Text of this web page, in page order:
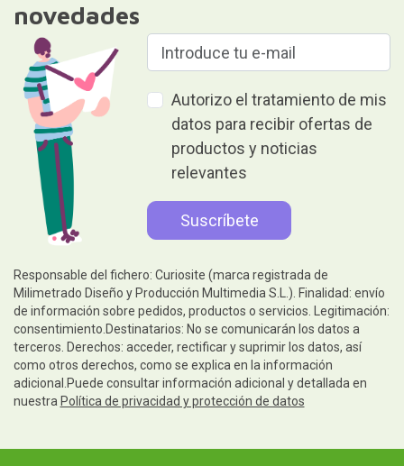
novedades
Autorizo el tratamiento de mis
datos para recibir ofertas de
productos y noticias
relevantes
Responsable del fichero: Curiosite (marca registrada de
Milimetrado Diseño y Producción Multimedia S.L.). Finalidad: envío
de información sobre pedidos, productos o servicios. Legitimación:
consentimiento.Destinatarios: No se comunicarán los datos a
terceros. Derechos: acceder, rectificar y suprimir los datos, así
como otros derechos, como se explica en la información
adicional.Puede consultar información adicional y detallada en
nuestra Política de privacidad y protección de datos